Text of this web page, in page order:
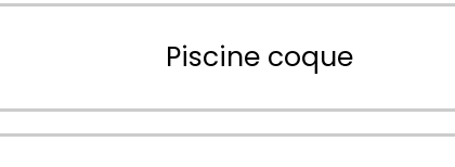
Piscine coque